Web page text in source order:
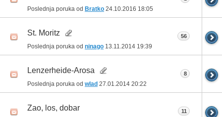
Poslednja poruka od Bratko 24.10.2016 18:05
St. Moritz
Poslednja poruka od ninago 13.11.2014 19:39
56
Lenzerheide-Arosa
Poslednja poruka od wlad 27.01.2014 20:22
8
Zao, los, dobar 11